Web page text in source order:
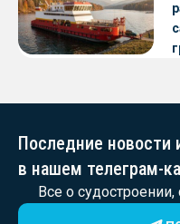
Последние
в нашем телеграм-
Все о